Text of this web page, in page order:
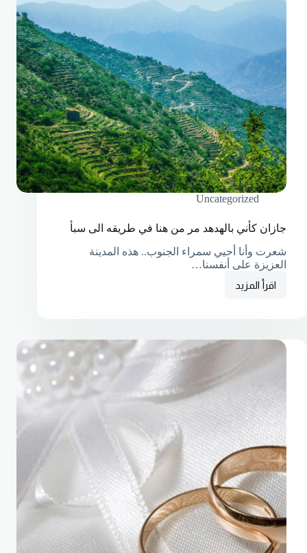
Uncategorized
جازان كأني بالهدهد مر من هنا في طريقه الى سبأ
شعرت وأنا أحيي سمراء الجنوب.. هذه المدينة
العزيزة على أنفسنا…
اقرأ المزيد